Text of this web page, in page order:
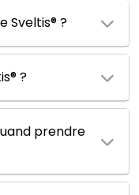
Sveltis® ?
?
prendre